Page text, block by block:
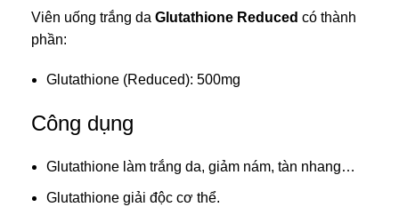
Viên uống trắng da Glutathione Reduced có thành
phần:
Glutathione (Reduced): 500mg
Công dụng
Glutathione làm trắng da, giảm nám, tàn nhang…
Glutathione giải độc cơ thể.